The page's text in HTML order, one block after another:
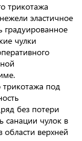
трикотажа
эластичное
градуированное
чулки
под
без потери
санации чулок в
верхней